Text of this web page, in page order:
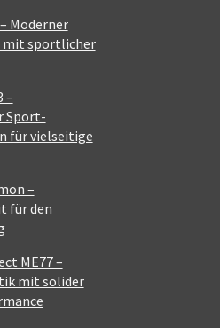
Moderner
mit sportlicher
–
Sport-
für vielseitige
–
für den
ME77 –
mit solider